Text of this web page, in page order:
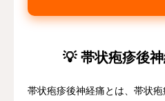
💡 帯状疱疹後
帯状疱疹後神経痛とは、帯状